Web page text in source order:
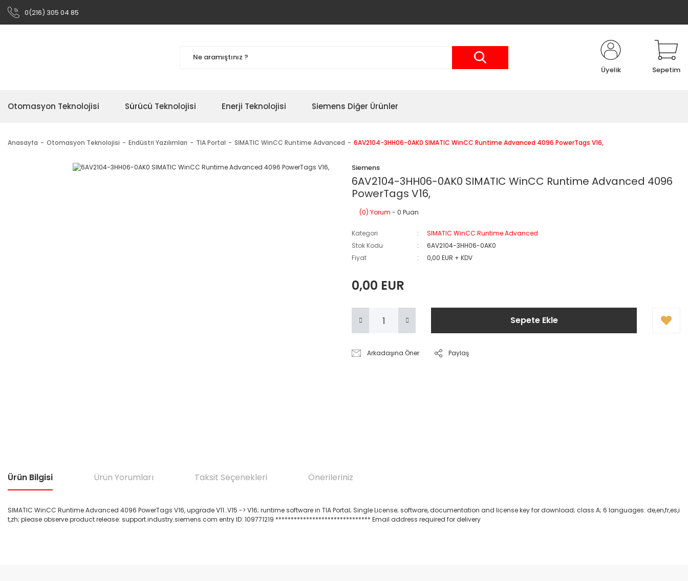
0(216) 305 04 85
Üyelik Sepetim
Otomasyon Teknolojisi Sürücü Teknolojisi Enerji Teknolojisi Siemens Diğer Ürünler
Anasayfa Otomasyon Teknolojisi Endüstri Yazılımları TIA Portal SIMATIC WinCC Runtime Advanced 6AV2104-3HH06-0AK0 SIMATIC WinCC Runtime Advanced 4096 PowerTags V16,
Siemens
6AV2104-3HH06-0AK0 SIMATIC WinCC Runtime Advanced 4096
PowerTags V16,
(0) Yorum - 0 Puan
Kategori
SIMATIC WinCC Runtime Advanced
Stok Kodu
6AV2104-3HH06-0AK0
Fiyat
0,00 EUR + KDV
0,00 EUR
Sepete Ekle
Arkadaşına Öner Paylaş
Ürün Bilgisi Ürün Yorumları Taksit Seçenekleri Önerileriniz
SIMATIC WinCC Runtime Advanced 4096 PowerTags V16, upgrade V11..V15 -> V16; runtime software in TIA Portal; Single License; software, documentation and license key for download; class A; 6 languages: de,en,fr,es,i
t,zh; please observe product release: support.industry.siemens.com entry ID: 109771219 ******************************* Email address required for delivery